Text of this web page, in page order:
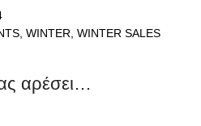
, WINTER, WINTER SALES
αρέσει…